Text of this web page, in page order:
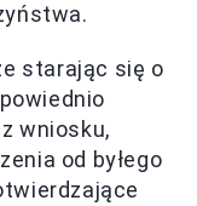
starając się o
wniosku,
od byłego